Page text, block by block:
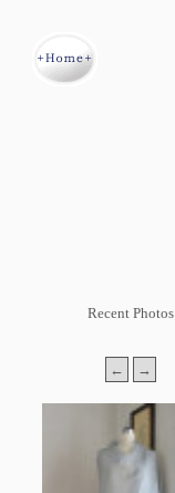
Recent Photos